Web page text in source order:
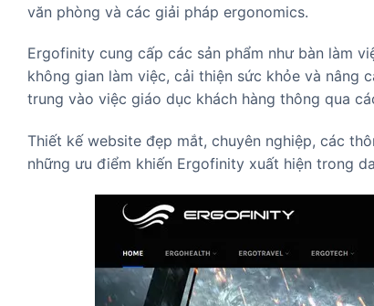
văn phòng và các giải pháp ergonomics.
Ergofinity cung cấp các sản phẩm như bàn làm
không gian làm việc, cải thiện sức khỏe và nâng
trung vào việc giáo dục khách hàng thông qua
Thiết kế website đẹp mắt, chuyên nghiệp, các
những ưu điểm khiến Ergofinity xuất hiện trong